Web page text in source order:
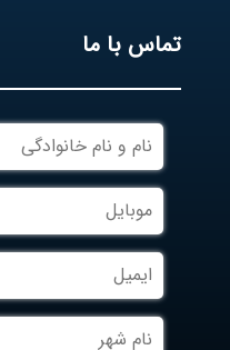
تماس با ما